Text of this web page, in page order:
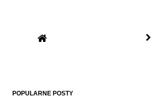
POPULARNE POSTY